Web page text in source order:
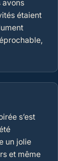
avons
étaient
s’est
un jolie
et même